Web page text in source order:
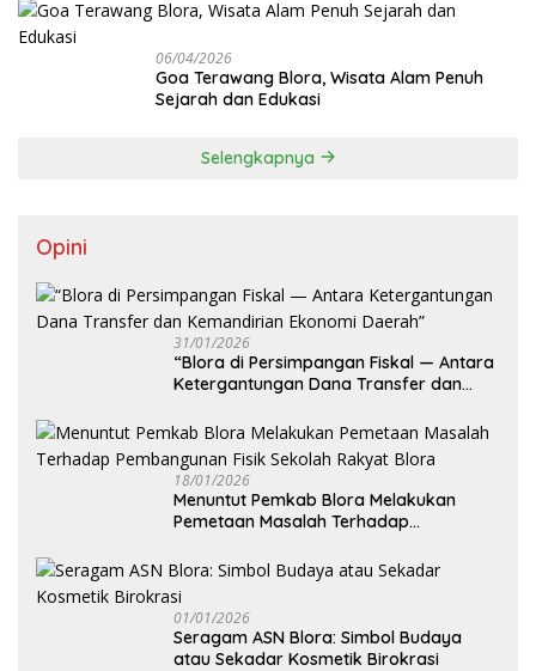
06/04/2026
Goa Terawang Blora, Wisata Alam Penuh
Sejarah dan Edukasi
Selengkapnya
Opini
31/01/2026
‎“Blora di Persimpangan Fiskal — Antara
Ketergantungan Dana Transfer dan
18/01/2026
‎Menuntut Pemkab Blora Melakukan
Pemetaan Masalah Terhadap
Blora
01/01/2026
‎Seragam ASN Blora: Simbol Budaya
atau Sekadar Kosmetik Birokrasi